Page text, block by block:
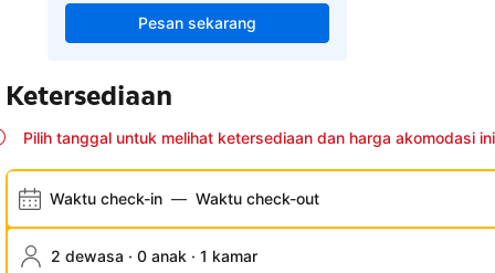
Pesan sekarang
Ketersediaan
Pilih tanggal untuk melihat ketersediaan dan harga akomodasi ini
Waktu check-in — Waktu check-out
2 dewasa · 0 anak · 1 kamar